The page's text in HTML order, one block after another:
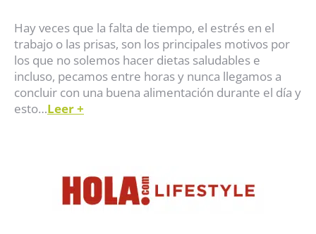
Hay veces que la falta de tiempo, el estrés en el
trabajo o las prisas, son los principales motivos por
los que no solemos hacer dietas saludables e
incluso, pecamos entre horas y nunca llegamos a
concluir con una buena alimentación durante el día y
esto…Leer +